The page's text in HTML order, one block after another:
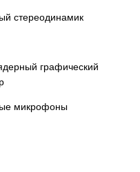
стереодинамик
графический
микрофоны